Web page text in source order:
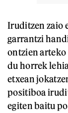
Iruditzen zaio
garrantzi
ontzien
du horrek
etxean
positiboa
egiten baitu